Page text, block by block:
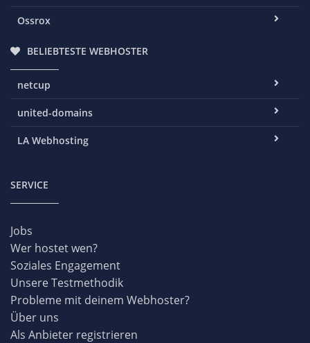
Ossrox
BELIEBTESTE WEBHOSTER
netcup
united-domains
LA Webhosting
SERVICE
Jobs
Wer hostet wen?
Soziales Engagement
Unsere Testmethodik
Probleme mit deinem Webhoster?
Über uns
Als Anbieter registrieren